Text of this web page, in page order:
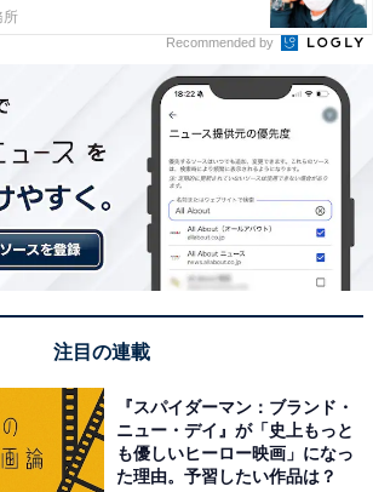
所
Recommended by
注目の連載
『スパイダーマン：ブランド・
ニュー・デイ』が「史上もっと
も優しいヒーロー映画」になっ
た理由。予習したい作品は？